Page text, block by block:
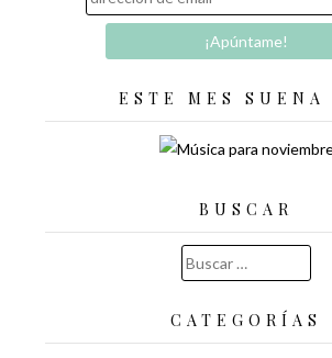
ESTE MES SUENA
BUSCAR
Buscar:
CATEGORÍAS